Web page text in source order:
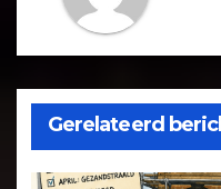
Gerelateerd